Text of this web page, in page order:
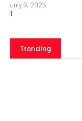
July 9, 2026
Trending